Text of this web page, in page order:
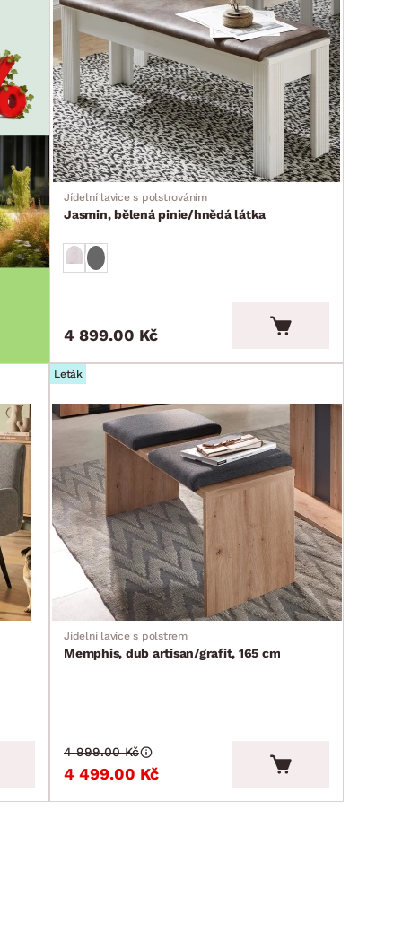
Jídelní lavice s polstrováním
Jasmin, bělená pinie/hnědá látka
4 899.00 Kč
Leták
Jídelní lavice s polstrem
Memphis, dub artisan/grafit, 165 cm
4 499.00 Kč
4 999.00 Kč